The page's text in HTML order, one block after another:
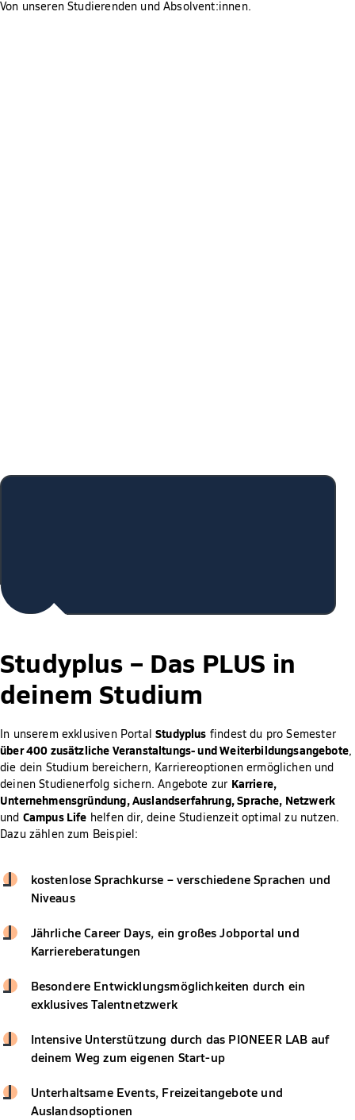
Bereich quantitative Methoden stammen. Bei
Von unseren Studierenden und Absolvent:innen.
Studyplus – Das PLUS in
deinem Studium
In unserem exklusiven PortalStudyplus findest du pro Semester
über 400 zusätzliche Veranstaltungs- und Weiterbildungsangebote,
die dein Studium bereichern, Karriereoptionen ermöglichen und
deinen Studienerfolg sichern. Angebote zur Karriere,
Unternehmensgründung, Auslandserfahrung, Sprache, Netzwerk
und Campus Life helfen dir, deine Studienzeit optimal zu nutzen.
Dazu zählen zum Beispiel:
kostenlose Sprachkurse – verschiedene Sprachen und
Niveaus
Jährliche Career Days, ein großes Jobportal und
Karriereberatungen
Besondere Entwicklungsmöglichkeiten durch ein
exklusives Talentnetzwerk
Intensive Unterstützung durch das PIONEER LAB auf
deinem Weg zum eigenen Start-up
Unterhaltsame Events, Freizeitangebote und
Auslandsoptionen